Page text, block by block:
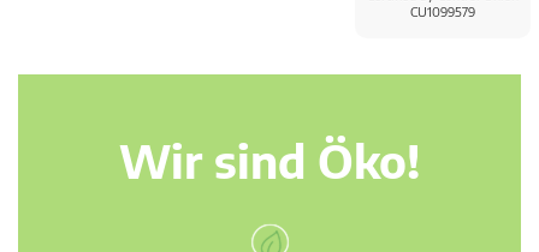
CU1099579
Wir sind Öko!